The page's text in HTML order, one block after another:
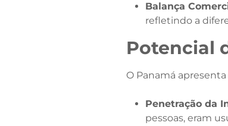
Balança
refletindo a
Potencial
O Panamá
Penetração da
pessoas, eram